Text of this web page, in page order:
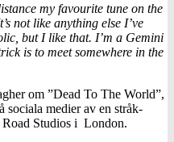
my favourite tune on the
not like anything else I’ve
but I like that. I’m a Gemini
is to meet somewhere in the
om ”Dead To The World”,
sociala medier av en stråk-
Studios i London.